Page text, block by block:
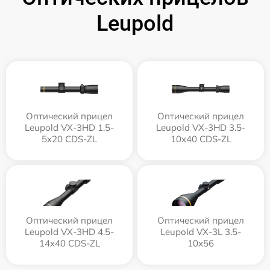
Leupold
Оптический прицел
Leupold VX-3HD 1.5-
5x20 CDS-ZL
Оптический прицел
Leupold VX-3HD 3.5-
10x40 CDS-ZL
Оптический прицел
Leupold VX-3HD 4.5-
14x40 CDS-ZL
Оптический прицел
Leupold VX-3L 3.5-
10x56